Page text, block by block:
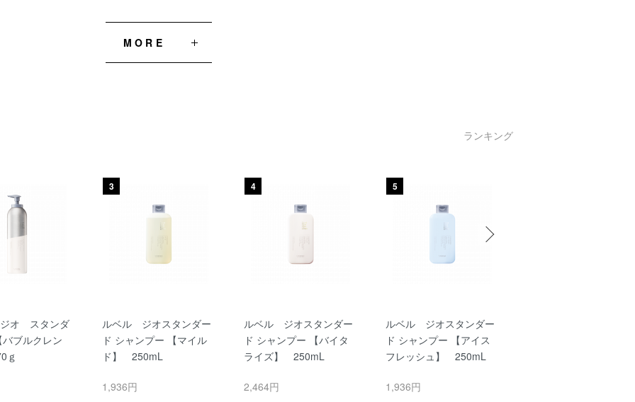
MORE
ランキング
オ スタンダ
ブルクレン
ｇ
3
ルベル ジオスタンダー
ド シャンプー 【マイル
ド】 250mL
1,936円
4
ルベル ジオスタンダー
ド シャンプー 【バイタ
ライズ】 250mL
2,464円
5
ルベル ジオスタンダー
ド シャンプー 【アイス
フレッシュ】 250mL
1,936円